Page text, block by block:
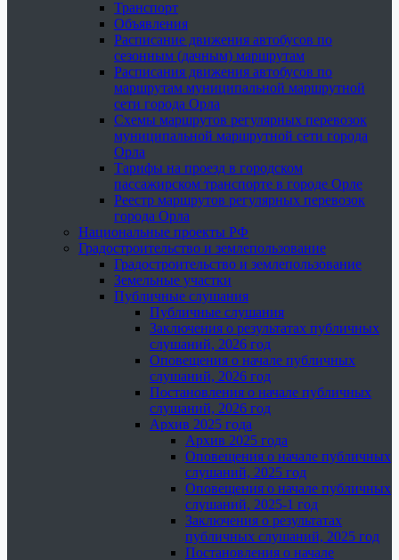
Транспорт
Объявления
Расписание движения автобусов по
сезонным (дачным) маршрутам
Расписания движения автобусов по
маршрутам муниципальной маршрутной
сети города Орла
Схемы маршрутов регулярных перевозок
муниципальной маршрутной сети города
Орла
Тарифы на проезд в городском
пассажирском транспорте в городе Орле
Реестр маршрутов регулярных перевозок
города Орла
Национальные проекты РФ
Градостроительство и землепользование
Градостроительство и землепользование
Земельные участки
Публичные слушания
Публичные слушания
Заключения о результатах публичных
слушаний, 2026 год
Оповещения о начале публичных
слушаний, 2026 год
Постановления о начале публичных
слушаний, 2026 год
Архив 2025 года
Архив 2025 года
Оповещения о начале публичных
слушаний, 2025 год
Оповещения о начале публичных
слушаний, 2025-1 год
Заключения о результатах
публичных слушаний, 2025 год
Постановления о начале